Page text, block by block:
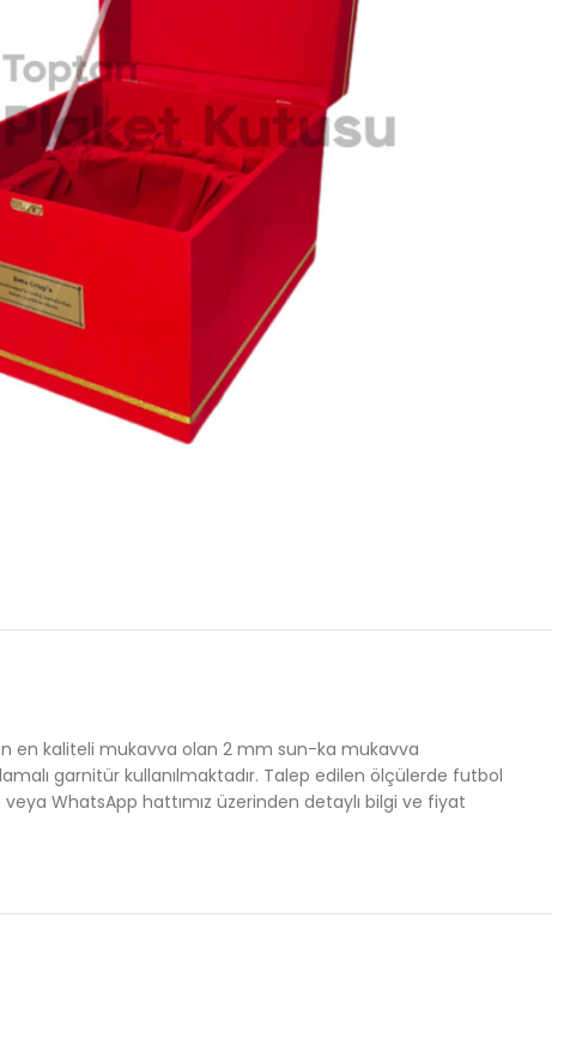
en kaliteli mukavva olan 2 mm sun-ka mukavva
garnitür kullanılmaktadır. Talep edilen ölçülerde futbol
WhatsApp hattımız üzerinden detaylı bilgi ve fiyat